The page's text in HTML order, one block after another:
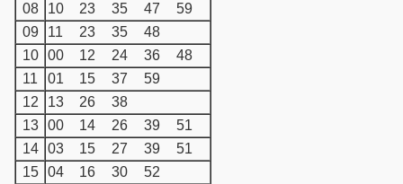
08
10 23 35 47
59
09
11 23 35
48
10
00 12 24 36
48
11
01 15 37
59
12
13 26
38
13
00 14 26 39
51
14
03 15 27 39
51
15
04 16 30
52